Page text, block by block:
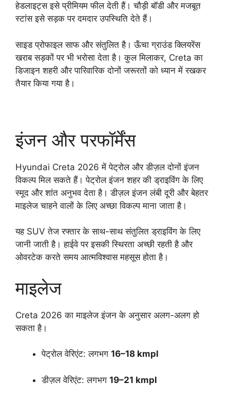
हेडलाइट्स इसे प्रीमियम फील देती हैं। चौड़ी बॉडी और मजबूत
स्टांस इसे सड़क पर दमदार उपस्थिति देते हैं।
साइड प्रोफाइल साफ और संतुलित है। ऊँचा ग्राउंड क्लियरेंस
खराब सड़कों पर भी भरोसा देता है। कुल मिलाकर, Creta का
डिजाइन शहरी और पारिवारिक दोनों जरूरतों को ध्यान में रखकर
तैयार किया गया है।
इंजन और परफॉर्मेंस
Hyundai Creta 2026 में पेट्रोल और डीज़ल दोनों इंजन
विकल्प मिल सकते हैं। पेट्रोल इंजन शहर की ड्राइविंग के लिए
स्मूद और शांत अनुभव देता है। डीज़ल इंजन लंबी दूरी और बेहतर
माइलेज चाहने वालों के लिए अच्छा विकल्प माना जाता है।
यह SUV तेज रफ्तार के साथ-साथ संतुलित ड्राइविंग के लिए
जानी जाती है। हाईवे पर इसकी स्थिरता अच्छी रहती है और
ओवरटेक करते समय आत्मविश्वास महसूस होता है।
माइलेज
Creta 2026 का माइलेज इंजन के अनुसार अलग-अलग हो
सकता है।
पेट्रोल वेरिएंट: लगभग 16–18 kmpl
डीज़ल वेरिएंट: लगभग 19–21 kmpl